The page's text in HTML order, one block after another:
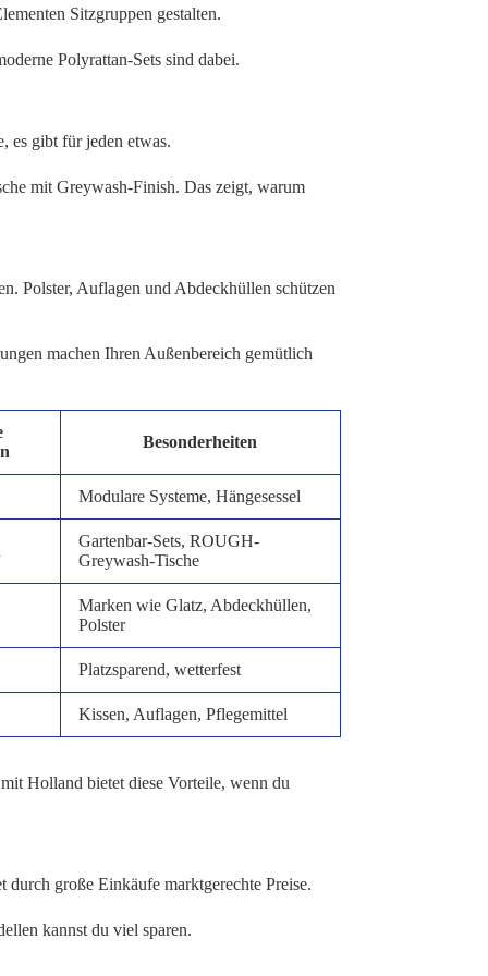
Sitzgruppen gestalten.
Polyrattan-Sets sind dabei.
es gibt für jeden etwas.
mit Greywash-Finish. Das zeigt, warum
Polster, Auflagen und Abdeckhüllen schützen
machen Ihren Außenbereich gemütlich
Besonderheiten
Modulare Systeme, Hängesessel
Gartenbar-Sets, ROUGH-
Greywash-Tische
Marken wie Glatz, Abdeckhüllen,
Polster
Platzsparend, wetterfest
Kissen, Auflagen, Pflegemittel
Holland bietet diese Vorteile, wenn du
durch große Einkäufe marktgerechte Preise.
kannst du viel sparen.